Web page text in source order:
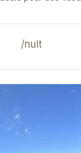
l'Île. Proche de
/nuit